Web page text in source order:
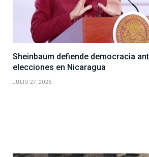
Sheinbaum defiende democracia
elecciones en Nicaragua
JULIO 27, 2026